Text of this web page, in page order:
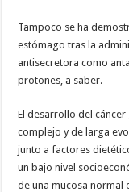
Tampoco se ha
estómago tras la
antisecretora como
protones, a saber.
El desarrollo del
complejo y de larga
junto a factores
un bajo nivel
de una mucosa normal